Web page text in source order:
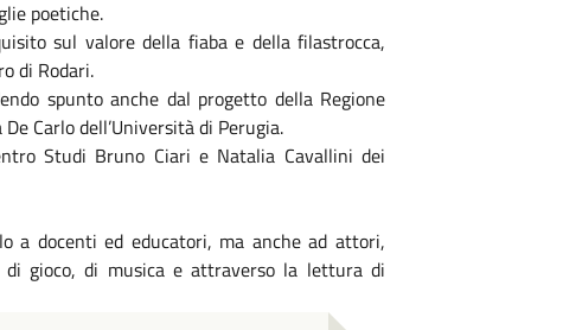
poetiche.
sul valore della fiaba e della filastrocca,
di Rodari.
spunto anche dal progetto della Regione
Carlo dell’Università di Perugia.
Studi Bruno Ciari e Natalia Cavallini dei
a docenti ed educatori, ma anche ad attori,
gioco, di musica e attraverso la lettura di